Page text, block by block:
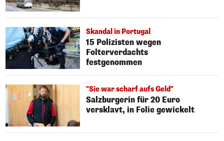
Skandal in Portugal
15 Polizisten wegen
Folterverdachts
festgenommen
"Sie war scharf aufs Geld"
Salzburgerin für 20 Euro
versklavt, in Folie gewickelt